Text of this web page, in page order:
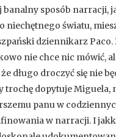
banalny sposób narracji,
niechętnego światu,
dziennikarz Paco.
nie chce nic mówić,
długo droczyć się nie
dopytuje Miguela,
panu w
w narracji. I